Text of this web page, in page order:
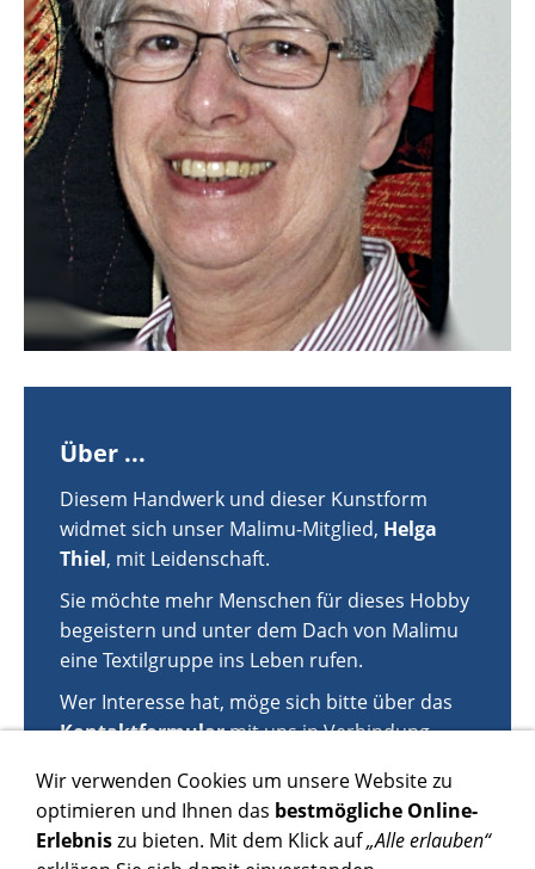
Über ...
Diesem Handwerk und dieser Kunstform
widmet sich unser Malimu-Mitglied, Helga
Thiel, mit Leidenschaft.
Sie möchte mehr Menschen für dieses Hobby
begeistern und unter dem Dach von Malimu
eine Textilgruppe ins Leben rufen.
Wer Interesse hat, möge sich bitte über das
Kontaktformularmit uns in Verbindung
Wir verwenden Cookies um unsere Website zu
optimieren und Ihnen das bestmögliche Online-
Erlebniszu bieten. Mit dem Klick auf„Alle erlauben“